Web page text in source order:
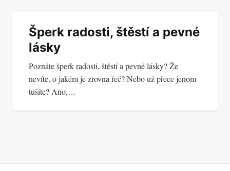
Šperk radosti, štěstí a pevné
lásky
Poznáte šperk radosti, štěstí a pevné lásky? Že
nevíte, o jakém je zrovna řeč? Nebo už přece jenom
tušíte? Ano,…